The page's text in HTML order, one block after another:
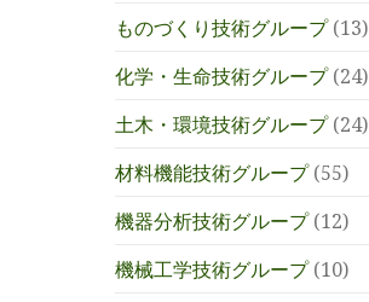
ものづくり技術グループ(13)
化学・生命技術グループ(24)
土木・環境技術グループ(24)
材料機能技術グループ(55)
機器分析技術グループ(12)
機械工学技術グループ(10)